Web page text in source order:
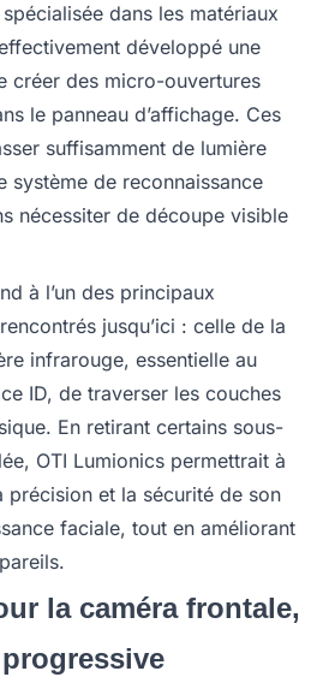
dans les matériaux
développé une
créer des micro-ouvertures
le panneau d’affichage. Ces
suffisamment de lumière
système de reconnaissance
nécessiter de découpe visible
à l’un des principaux
jusqu’ici : celle de la
infrarouge, essentielle au
ID, de traverser les couches
En retirant certains sous-
OTI Lumionics permettrait à
précision et la sécurité de son
faciale, tout en améliorant
la caméra frontale,